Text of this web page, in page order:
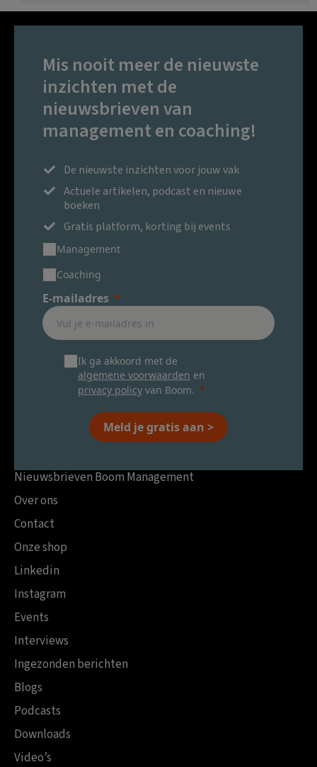
Mis nooit meer de nieuwste
inzichten met de
nieuwsbrieven van
management en coaching!
De nieuwste inzichten voor jouw vak
Actuele artikelen, podcast en nieuwe
boeken
Gratis platform, korting bij events
Management
Coaching
E-mailadres
Ik ga akkoord met de
algemene voorwaarden en
privacy policy van Boom.
Meld je gratis aan >
Nieuwsbrieven Boom Management
Over ons
Contact
Onze shop
Linkedin
Instagram
Events
Interviews
Ingezonden berichten
Blogs
Podcasts
Downloads
Video’s